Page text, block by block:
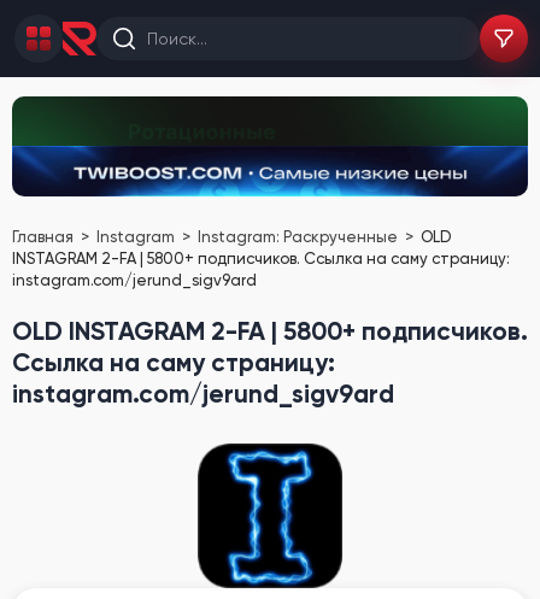
Главная Instagram Instagram: Раскрученные
OLD
INSTAGRAM 2-FA | 5800+ подписчиков. Ссылка на саму страницу:
instagram.com/jerund_sigv9ard
OLD INSTAGRAM 2-FA | 5800+ подписчиков.
Ссылка на саму страницу:
instagram.com/jerund_sigv9ard